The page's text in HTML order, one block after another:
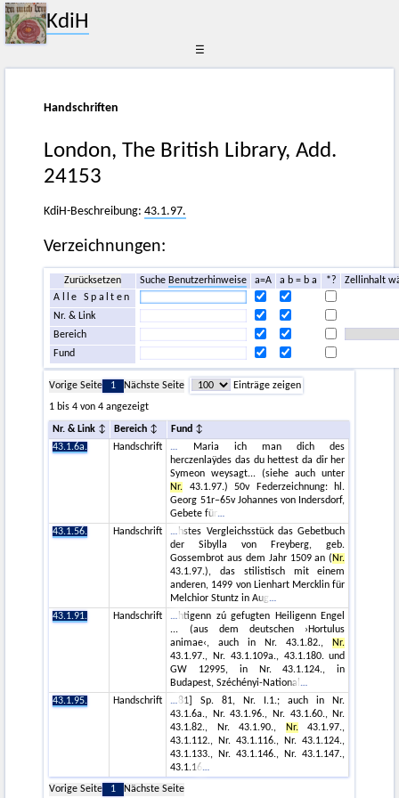
KdiH
☰
Handschriften
London, The British Library, Add.
24153
KdiH-Beschreibung:43.1.97.
Verzeichnungen:
Zurücksetzen Suche Benutzerhinweise a=A a b = b a *?
Zellinhalt
Alle Spalten
Nr. & Link
Bereich
Fund
Vorige Seite 1 Nächste Seite
Einträge zeigen
1 bis 4 von 4 angezeigt
Nr. & Link Bereich
Fund
43.1.6a.
Handschrift
Maria ich man dich des
herczenlaÿdes das du hettest da dir her
Symeon weysagt... (siehe auch unter
Nr. 43.1.97.) 50v Federzeichnung: hl.
Georg 51r–65v Johannes von Indersdorf,
Gebete für
43.1.56.
Handschrift
hstes Vergleichsstück das Gebetbuch
der Sibylla von Freyberg, geb.
Gossembrot aus dem Jahr 1509 an (Nr.
43.1.97.), das stilistisch mit einem
anderen, 1499 von Lienhart Mercklin für
Melchior Stuntz in Aug
43.1.91.
Handschrift
htigenn zú gefugten Heiligenn Engel
... (aus dem deutschen ›Hortulus
animae‹, auch in Nr. 43.1.82., Nr.
43.1.97., Nr. 43.1.109a., 43.1.180. und
GW 12995, in Nr. 43.1.124., in
Budapest, Széchényi-National
43.1.95.
Handschrift
81] Sp. 81, Nr. I.1.; auch in Nr.
43.1.6a., Nr. 43.1.96., Nr. 43.1.60., Nr.
43.1.82., Nr. 43.1.90.,
Nr.43.1.97.,
43.1.112., Nr. 43.1.116., Nr. 43.1.124.,
43.1.133., Nr. 43.1.146., Nr. 43.1.147.,
43.1.16
Vorige Seite
1 Nächste Seite